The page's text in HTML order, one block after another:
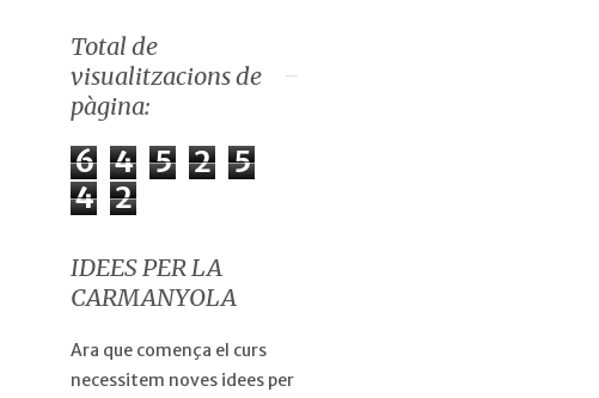
Total de
visualitzacions de
pàgina:
6 4 5 2 5
4 2
IDEES PER LA
CARMANYOLA
Ara que comença el curs
necessitem noves idees per